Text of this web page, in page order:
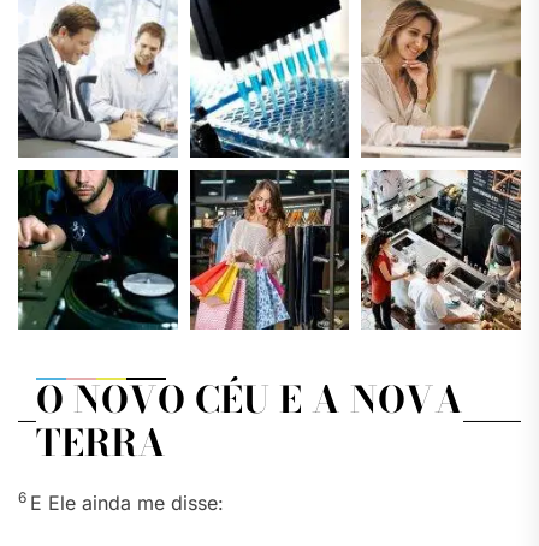
O NOVO CÉU E A NOVA
TERRA
6 E Ele ainda me disse: